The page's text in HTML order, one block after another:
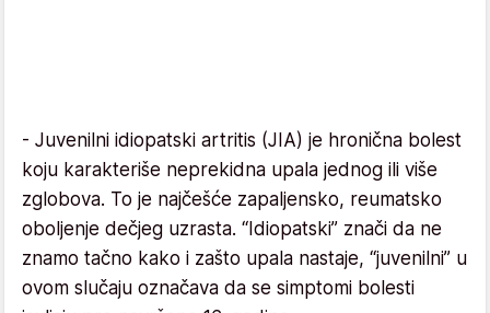
- Juvenilni idiopatski artritis (JIA) je hronična bolest
koju karakteriše neprekidna upala jednog ili više
zglobova. To je najčešće zapaljensko, reumatsko
oboljenje dečjeg uzrasta. “Idiopatski” znači da ne
znamo tačno kako i zašto upala nastaje, “juvenilni” u
ovom slučaju označava da se simptomi bolesti